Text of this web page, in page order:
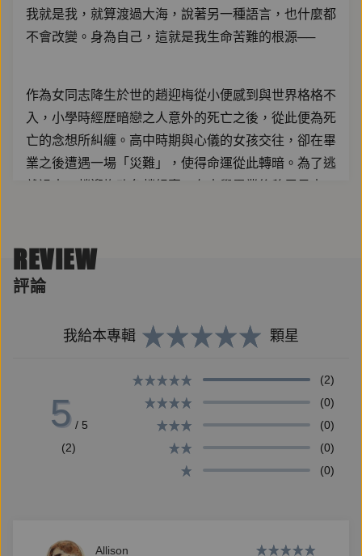
我就是我，就算渡過大海，說著另一種語言，也什麼都
不會改變。身為自己，這就是我生命苦難的根源──
作為女同志降生於世的趙迎梅從小便感到與世界格格不
入，小學時經歷暗戀之人意外的死亡之後，從此便為死
亡的念想所糾纏。高中時期與心儀的女孩交往，卻在畢
業之後遭遇一場「災難」，使得命運從此轉暗。為了逃
台灣出身、二十三歲時旅居日本，李琴峰首次以日語創
一人。繁體中文版由作者本人親自譯寫而成。
李琴峰（Li Kotomi）
REVIEW
評論
我給本專輯 顆星
5 / 5
(2)
(2)
(0)
(0)
(0)
(0)
Allison